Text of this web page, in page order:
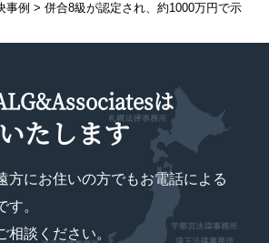
事例 > 併合8級が認定され、約1000万円で示
は
たします
方にお住いの方でもお電話による
。
相談ください。